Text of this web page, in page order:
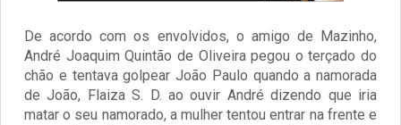
De acordo com os envolvidos, o amigo de Mazinho,
André Joaquim Quintão de Oliveira pegou o terçado do
chão e tentava golpear João Paulo quando a namorada
de João, Flaiza S. D. ao ouvir André dizendo que iria
matar o seu namorado, a mulher tentou entrar na frente e